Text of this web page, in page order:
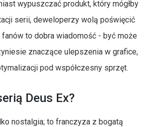
wypuszczać produkt, który mógłby
serii, deweloperzy wolą poświęcić
to dobra wiadomość - być może
znaczące ulepszenia w grafice,
pod współczesny sprzęt.
Deus Ex?
nostalgia; to franczyza z bogatą